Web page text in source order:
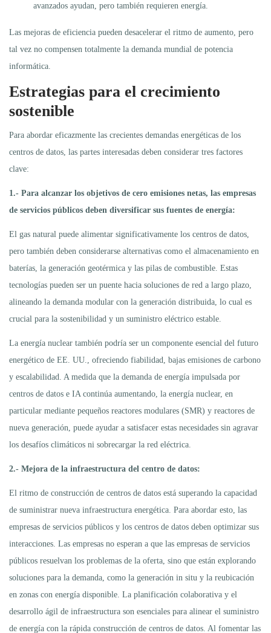
avanzados ayudan, pero también requieren energía.
Las mejoras de eficiencia pueden desacelerar el ritmo de aumento, pero
tal vez no compensen totalmente la demanda mundial de potencia
informática.
Estrategias para el crecimiento
sostenible
Para abordar eficazmente las crecientes demandas energéticas de los
centros de datos, las partes interesadas deben considerar tres factores
clave:
1.- Para alcanzar los objetivos de cero emisiones netas, las empresas
de servicios públicos deben diversificar sus fuentes de energía:
El gas natural puede alimentar significativamente los centros de datos,
pero también deben considerarse alternativas como el almacenamiento en
baterías, la generación geotérmica y las pilas de combustible. Estas
tecnologías pueden ser un puente hacia soluciones de red a largo plazo,
alineando la demanda modular con la generación distribuida, lo cual es
crucial para la sostenibilidad y un suministro eléctrico estable.
La energía nuclear también podría ser un componente esencial del futuro
energético de EE. UU., ofreciendo fiabilidad, bajas emisiones de carbono
y escalabilidad. A medida que la demanda de energía impulsada por
centros de datos e IA continúa aumentando, la energía nuclear, en
particular mediante pequeños reactores modulares (SMR) y reactores de
nueva generación, puede ayudar a satisfacer estas necesidades sin agravar
los desafíos climáticos ni sobrecargar la red eléctrica.
2.- Mejora de la infraestructura del centro de datos:
El ritmo de construcción de centros de datos está superando la capacidad
de suministrar nueva infraestructura energética. Para abordar esto, las
empresas de servicios públicos y los centros de datos deben optimizar sus
interacciones. Las empresas no esperan a que las empresas de servicios
públicos resuelvan los problemas de la oferta, sino que están explorando
soluciones para la demanda, como la generación in situ y la reubicación
en zonas con energía disponible. La planificación colaborativa y el
desarrollo ágil de infraestructura son esenciales para alinear el suministro
de energía con la rápida construcción de centros de datos. Al fomentar las